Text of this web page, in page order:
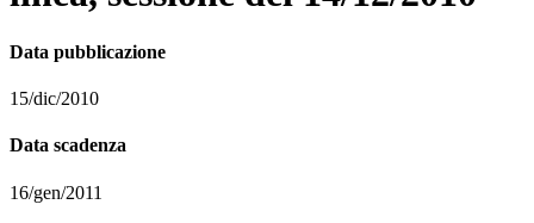
Data pubblicazione
15/dic/2010
Data scadenza
16/gen/2011